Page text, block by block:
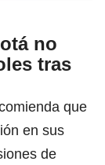
no
tras
que
en sus
de